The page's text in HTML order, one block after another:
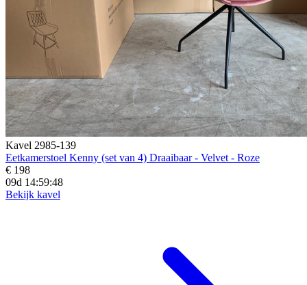
Kavel 2985-139
Eetkamerstoel Kenny (set van 4) Draaibaar - Velvet - Roze
€ 198
09d 14:59:47
Bekijk kavel